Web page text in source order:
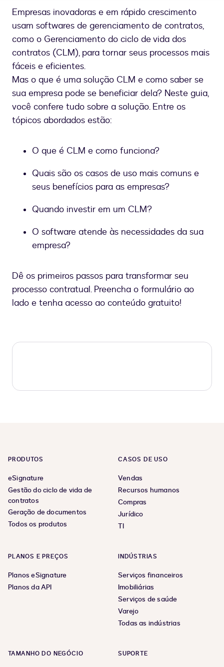
Empresas inovadoras e em rápido crescimento
usam softwares de gerenciamento de contratos,
como o Gerenciamento do ciclo de vida dos
contratos (CLM), para tornar seus processos mais
fáceis e eficientes.
Mas o que é uma solução CLM e como saber se
sua empresa pode se beneficiar dela? Neste guia,
você confere tudo sobre a solução. Entre os
tópicos abordados estão:
O que é CLM e como funciona?
Quais são os casos de uso mais comuns e
seus benefícios para as empresas?
Quando investir em um CLM?
O software atende às necessidades da sua
empresa?
Dê os primeiros passos para transformar seu
processo contratual. Preencha o formulário ao
lado e tenha acesso ao conteúdo gratuito!
PRODUTOS
eSignature
Gestão do ciclo de vida de
contratos
Geração de documentos
Todos os produtos
CASOS DE USO
Vendas
Recursos humanos
Compras
Jurídico
TI
PLANOS E PREÇOS
Planos eSignature
Planos da API
INDÚSTRIAS
Serviços financeiros
Imobiliárias
Serviços de saúde
Varejo
Todas as indústrias
TAMANHO DO NEGÓCIO SUPORTE